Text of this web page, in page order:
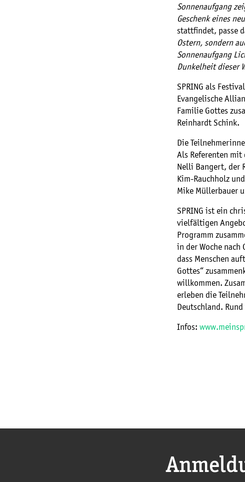
Sonnenaufgang
Geschenk eines
stattfindet, passe
Ostern, sondern
Sonnenaufgang
Dunkelheit dieser
SPRING als
Evangelische
Familie Gottes
Reinhardt Schink.
Die
Als Referenten
Nelli Bangert, der
Kim-Rauchholz
Mike Müllerbauer
SPRING ist ein
vielfältigen
Programm
in der Woche
dass Menschen
Gottes“
willkommen.
erleben die
Deutschland.
Infos: